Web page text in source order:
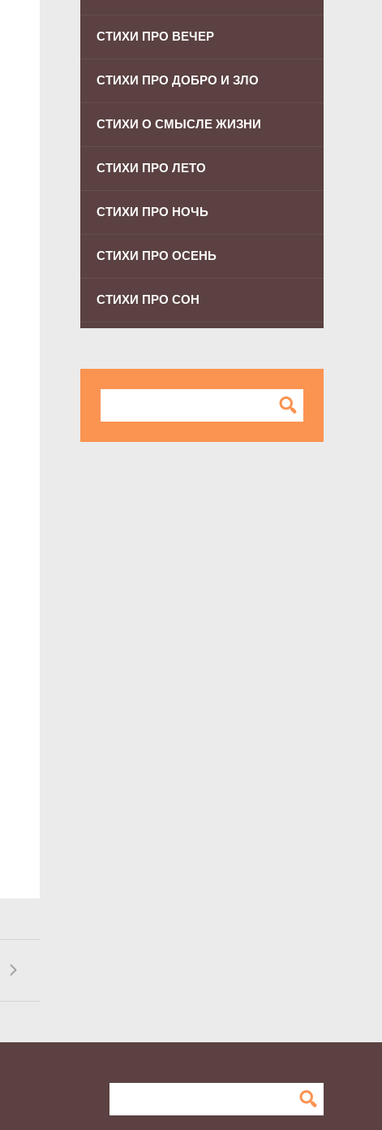
СТИХИ ПРО ВЕЧЕР
СТИХИ ПРО ДОБРО И ЗЛО
СТИХИ О СМЫСЛЕ ЖИЗНИ
СТИХИ ПРО ЛЕТО
СТИХИ ПРО НОЧЬ
СТИХИ ПРО ОСЕНЬ
СТИХИ ПРО СОН